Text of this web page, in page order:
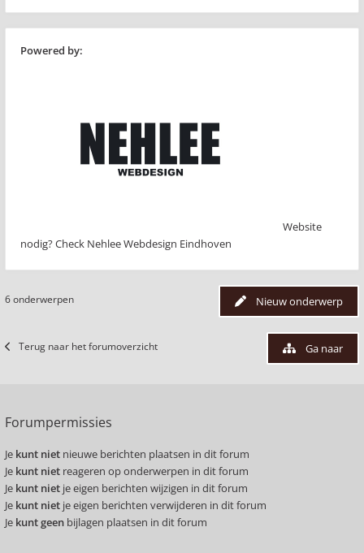
Powered by:
Website
nodig? Check Nehlee Webdesign Eindhoven
Nieuw onderwerp
6 onderwerpen
Terug naar het forumoverzicht Ga naar
Forumpermissies
Je kunt niet nieuwe berichten plaatsen in dit forum
Je kunt niet reageren op onderwerpen in dit forum
Je kunt niet je eigen berichten wijzigen in dit forum
Je kunt niet je eigen berichten verwijderen in dit forum
Je kunt geen bijlagen plaatsen in dit forum